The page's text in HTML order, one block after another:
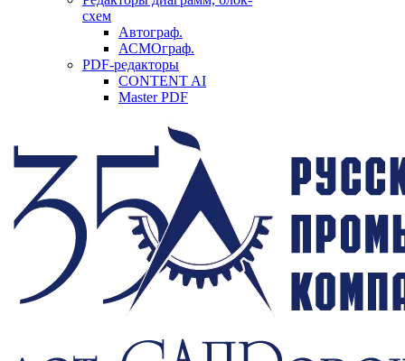
схем
Автограф.
АСМОграф.
PDF-редакторы
CONTENT AI
Master PDF